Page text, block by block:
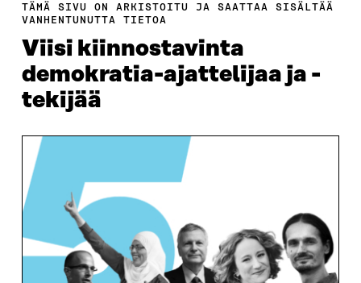
TÄMÄ SIVU ON ARKISTOITU JA SAATTAA SISÄLTÄÄ
VANHENTUNUTTA TIETOA
Viisi kiinnostavinta
demokratia-ajattelijaa ja -
tekijää